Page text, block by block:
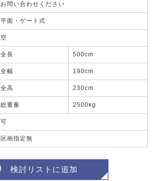
お問い合わせください
平面・ゲート式
空
全長 500cm
全幅 190cm
全高 230cm
総重量 2500kg
可
区画指定無
検討リストに追加